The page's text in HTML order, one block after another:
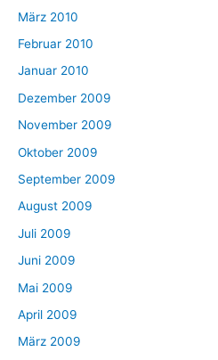
März 2010
Februar 2010
Januar 2010
Dezember 2009
November 2009
Oktober 2009
September 2009
August 2009
Juli 2009
Juni 2009
Mai 2009
April 2009
März 2009